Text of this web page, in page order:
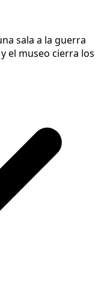
sala a la guerra
el museo cierra los